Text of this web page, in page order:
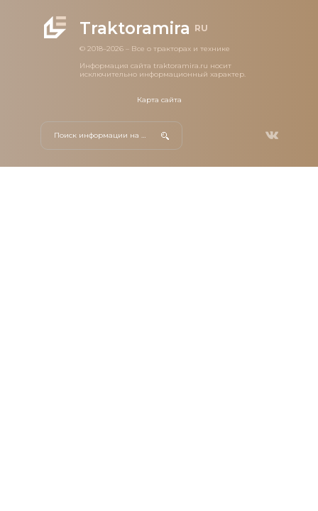
Traktoramira RU
© 2018–2026 – Все о тракторах и технике
Информация сайта traktoramira.ru носит
исключительно информационный характер.
Карта сайта